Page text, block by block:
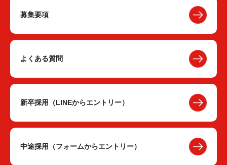
募集要項
よくある質問
新卒採用（LINEからエントリー）
中途採用（フォームからエントリー）